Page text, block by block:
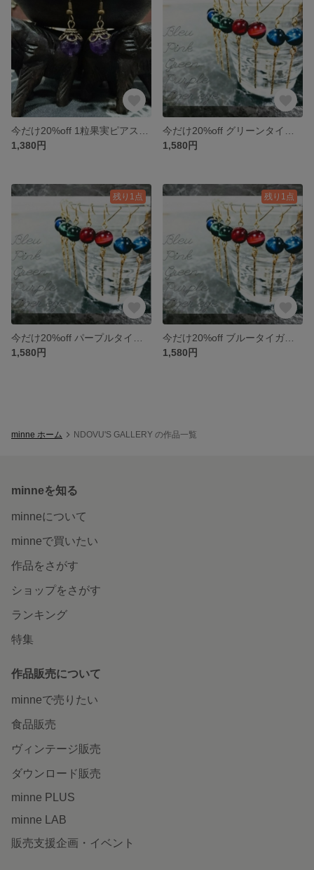
1,380円
1,580円
残り1点
1,580円
残り1点
1,580円
minne ホーム NDOVU'S GALLERY の作品一覧
minneを知る
minneについて
minneで買いたい
作品をさがす
ショップをさがす
ランキング
特集
作品販売について
minneで売りたい
食品販売
ヴィンテージ販売
ダウンロード販売
minne PLUS
minne LAB
販売支援企画・イベント